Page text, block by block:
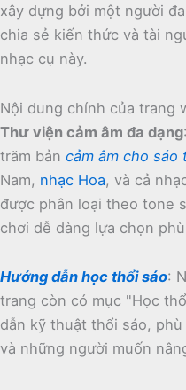
xây dựng bởi một người
chia sẻ kiến thức và tài
nhạc cụ này.
Nội dung chính của trang
Thư viện cảm âm đa dạng:
trăm bản cảm âm cho sáo
Nam, nhạc Hoa, và cả
được phân loại theo tone
chơi dễ dàng lựa chọn
Hướng dẫn học thổi sáo:
trang còn có mục "Học
dẫn kỹ thuật thổi sáo,
và những người muốn